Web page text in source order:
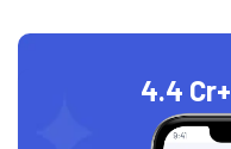
4.4 Cr+